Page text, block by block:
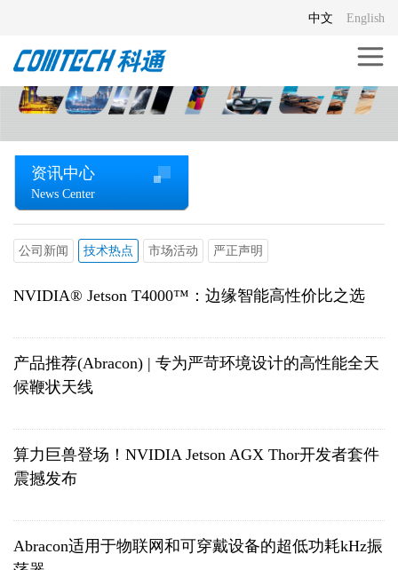
English
中文
资讯中心
News Center
公司新闻 技术热点 市场活动 严正声明
NVIDIA® Jetson T4000™：边缘智能高性价比之选
产品推荐(Abracon) | 专为严苛环境设计的高性能全天
候鞭状天线
算力巨兽登场！NVIDIA Jetson AGX Thor开发者套件
震撼发布
Abracon适用于物联网和可穿戴设备的超低功耗kHz振